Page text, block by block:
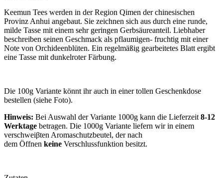
Keemun Tees werden in der Region Qimen der chinesischen
Provinz Anhui angebaut. Sie zeichnen sich aus durch eine runde,
milde Tasse mit einem sehr geringen Gerbsäureanteil. Liebhaber
beschreiben seinen Geschmack als pflaumigen- fruchtig mit einer
Note von Orchideenblüten. Ein regelmäßig gearbeitetes Blatt ergibt
eine Tasse mit dunkelroter Färbung.
Die 100g Variante könnt ihr auch in einer tollen Geschenkdose
bestellen (siehe Foto).
Hinweis: Bei Auswahl der Variante 1000g kann die Lieferzeit 8-12
Werktage betragen. Die 1000g Variante liefern wir in einem
verschweiβten Aromaschutzbeutel, der nach
dem Öffnen keine Verschlussfunktion besitzt.